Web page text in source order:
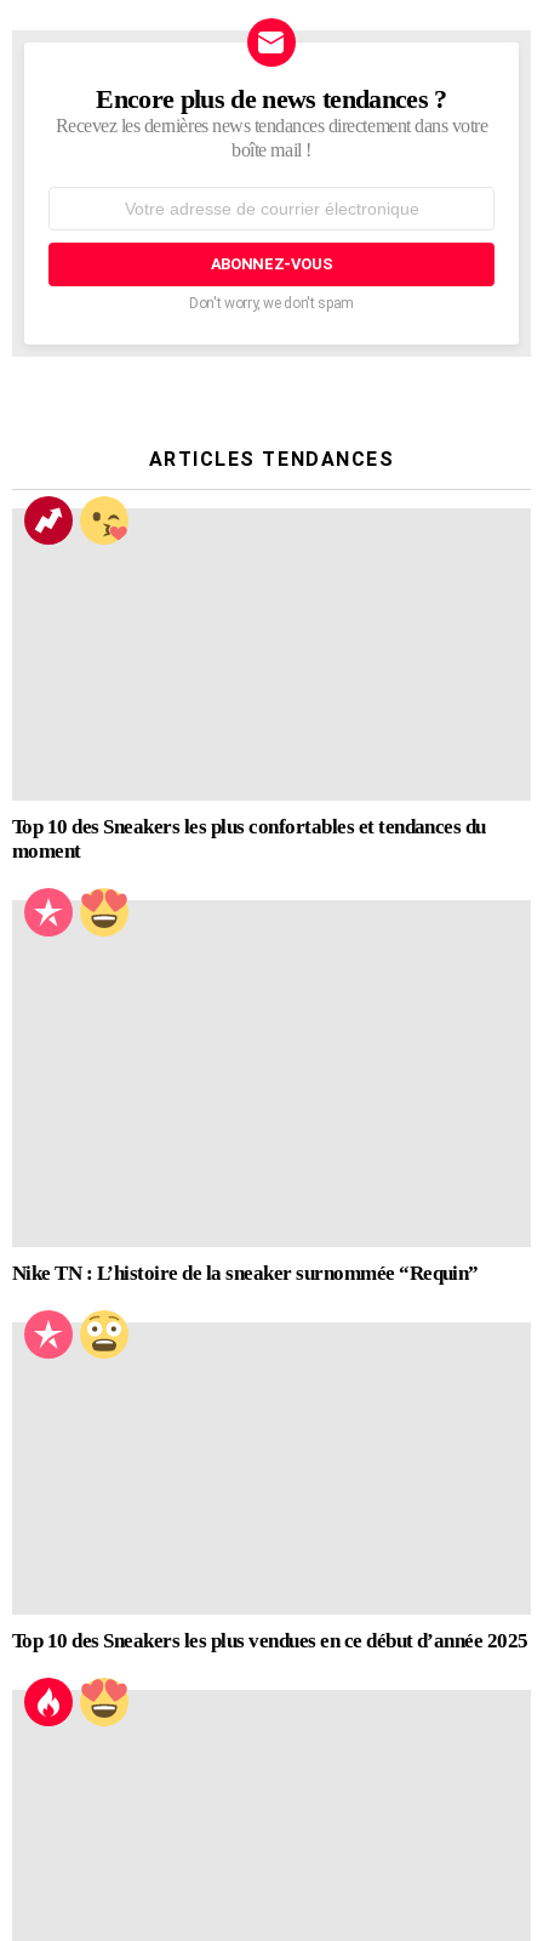
NEWSLETTER
Encore plus de news tendances ?
Recevez les dernières news tendances directement dans votre
boîte mail !
courrier
Don't worry, we don't spam
ARTICLES TENDANCES
Top 10 des Sneakers les plus confortables et tendances du
moment
Nike TN : L’histoire de la sneaker surnommée “Requin”
Top 10 des Sneakers les plus vendues en ce début d’année 2025